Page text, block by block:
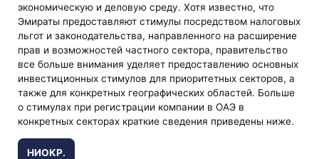
экономическую и деловую среду. Хотя известно, что
Эмираты предоставляют стимулы посредством налоговых
льгот и законодательства, направленного на расширение
прав и возможностей частного сектора, правительство
все больше внимания уделяет предоставлению основных
инвестиционных стимулов для приоритетных секторов, а
также для конкретных географических областей. Больше
о стимулах при регистрации компании в ОАЭ в
конкретных секторах краткие сведения приведены ниже.
НИОКР.